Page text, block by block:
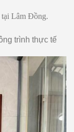
tại Lâm Đồng.
trình thực tế